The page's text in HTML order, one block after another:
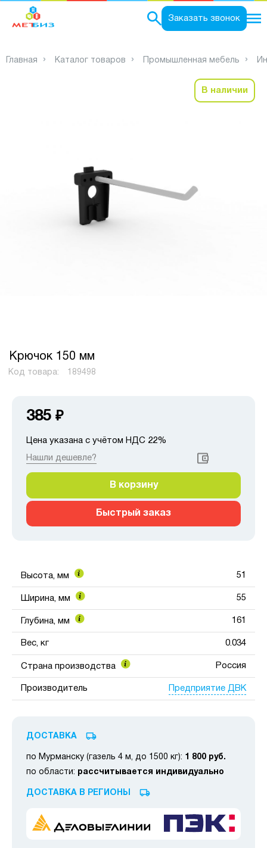
Заказать звонок
Главная Каталог товаров Промышленная мебель
В наличии
Крючок 150 мм
Код товара: 189498
385 ₽
Цена указана с учётом НДС 22%
Нашли дешевле?
В корзину
Быстрый заказ
Высота, мм 51
Ширина, мм 55
Глубина, мм 161
Вес, кг 0.034
Страна производства Россия
Производитель Предприятие ДВК
ДОСТАВКА
по Мурманску (газель 4 м, до 1500 кг): 1 800 руб.
по области: рассчитывается индивидуально
ДОСТАВКА В РЕГИОНЫ